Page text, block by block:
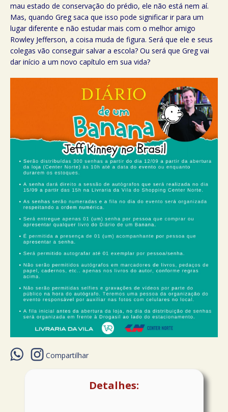
mau estado de conservação do prédio, ele não está nem aí.
Mas, quando Greg saca que isso pode significar ir para um
lugar diferente e não estudar mais com o melhor amigo
Rowley Jefferson, a coisa muda de figura. Será que ele e seus
colegas vão conseguir salvar a escola? Ou será que Greg vai
dar início a um novo capítulo em sua vida?
Compartilhar
Detalhes: